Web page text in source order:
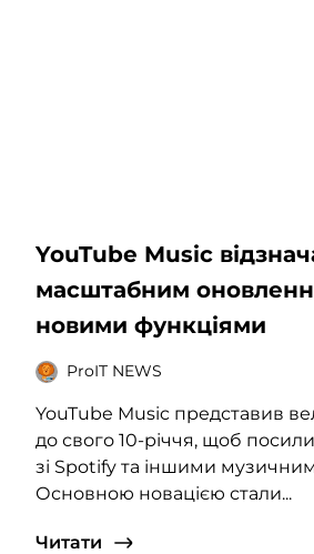
YouTube Music
масштабним
новими функціями
ProIT NEWS
YouTube Music представив
до свого 10-річчя, щоб
зі Spotify та іншими
Основною новацією стали...
Читати